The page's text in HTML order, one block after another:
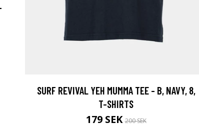
SURF REVIVAL YEH MUMMA TEE - B, NAVY, 8,
T-SHIRTS
179 SEK200 SEK